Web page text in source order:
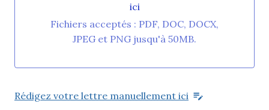
ici
Importez un fichier ou glissez-déposez ici
Fichiers acceptés : PDF, DOC, DOCX,
JPEG et PNG jusqu'à 50MB.
Rédigez votre lettre manuellement ici